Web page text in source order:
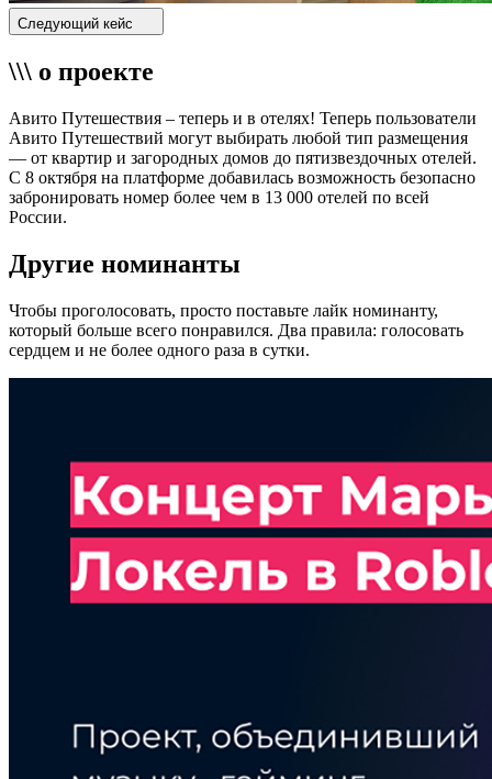
Следующий кейс
\\\ о проекте
Авито Путешествия – теперь и в отелях! Теперь пользователи
Авито Путешествий могут выбирать любой тип размещения
— от квартир и загородных домов до пятизвездочных отелей.
С 8 октября на платформе добавилась возможность безопасно
забронировать номер более чем в 13 000 отелей по всей
России.
Другие номинанты
Чтобы проголосовать, просто поставьте лайк номинанту,
который больше всего понравился. Два правила: голосовать
сердцем и не более одного раза в сутки.